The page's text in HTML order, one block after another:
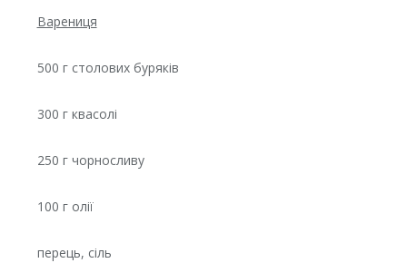
Варениця
500 г столових буряків
300 г квасолі
250 г чорносливу
100 г олії
перець, сіль